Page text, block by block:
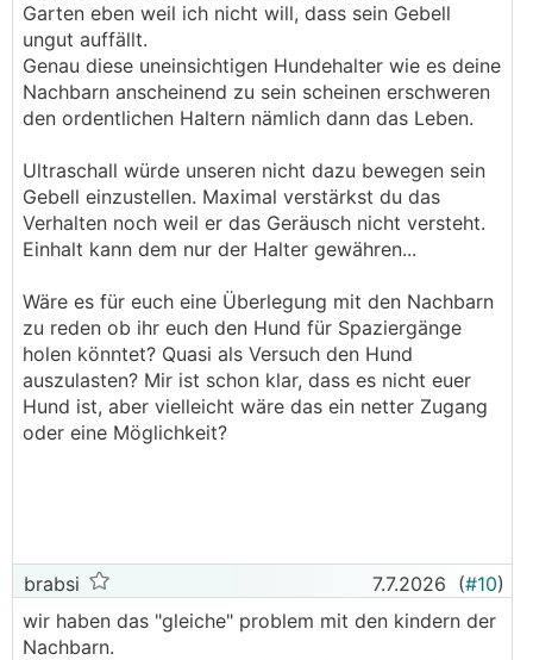
Garten eben weil ich nicht will, dass sein Gebell
ungut auffällt.
Genau diese uneinsichtigen Hundehalter wie es deine
Nachbarn anscheinend zu sein scheinen erschweren
den ordentlichen Haltern nämlich dann das Leben.
Ultraschall würde unseren nicht dazu bewegen sein
Gebell einzustellen. Maximal verstärkst du das
Verhalten noch weil er das Geräusch nicht versteht.
Einhalt kann dem nur der Halter gewähren...
Wäre es für euch eine Überlegung mit den Nachbarn
zu reden ob ihr euch den Hund für Spaziergänge
holen könntet? Quasi als Versuch den Hund
auszulasten? Mir ist schon klar, dass es nicht euer
Hund ist, aber vielleicht wäre das ein netter Zugang
oder eine Möglichkeit?
brabsi 7.7.2026 (#10)
wir haben das "gleiche" problem mit den kindern der
Nachbarn.